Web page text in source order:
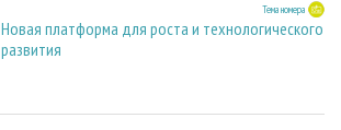
Тема номера
Новая платформа для роста и технологического
развития